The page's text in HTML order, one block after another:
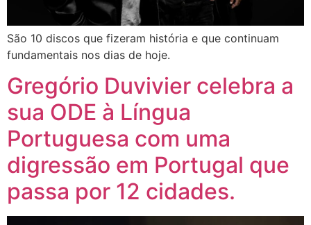
São 10 discos que fizeram história e que continuam
fundamentais nos dias de hoje.
Gregório Duvivier celebra a
sua ODE à Língua
Portuguesa com uma
digressão em Portugal que
passa por 12 cidades.